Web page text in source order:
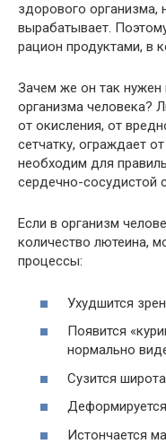
здорового организма,
вырабатывает.
рацион продуктами, в
Зачем же он так нужен
организма человека?
от окисления, от
сетчатку, ограждает
необходим для
сердечно-сосудистой
Если в организм
количество лютеина,
процессы:
Ухудшится
Появится
нормально
Сузится
Истончается